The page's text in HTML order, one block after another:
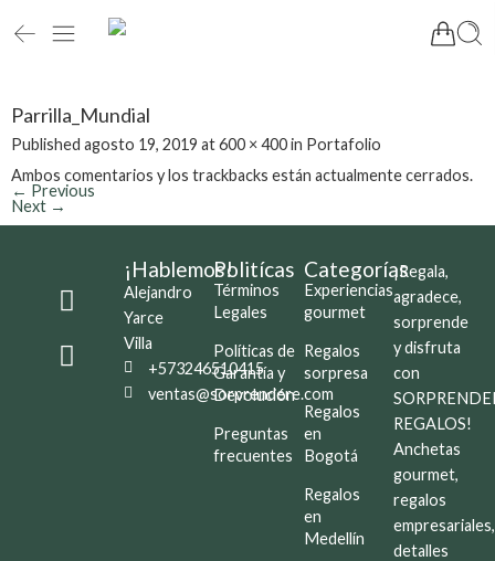
Parrilla_Mundial
Published agosto 19, 2019 at600 × 400in Portafolio
Ambos comentarios y los trackbacks están actualmente cerrados.
← Previous
Next →
¡Hablemos!
Alejandro
Yarce
Villa
+573246510415
ventas@sorprendere.com
Politícas
Términos
Legales
Políticas de
Garantía y
Devolución
Preguntas
frecuentes
Categorías
Experiencias
gourmet
Regalos
sorpresa
Regalos
en
Bogotá
Regalos
en
Medellín
¡Regala,
agradece,
sorprende
y disfruta
con
REGALOS!
Anchetas
gourmet,
regalos
empresariales,
detalles